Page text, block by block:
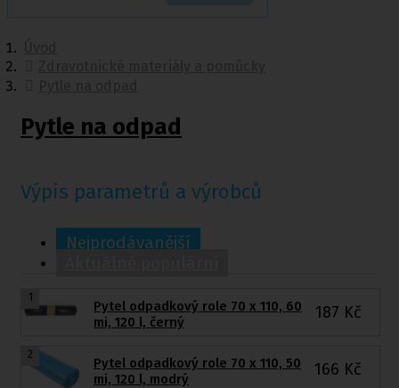
Pytle na odpad
Výpis parametrů a výrobců
Nejprodávanější
1
Pytel odpadkový role 70 x 110, 60
mi, 120 l, černý
187 Kč
2
Pytel odpadkový role 70 x 110, 50
mi, 120 l, modrý
166 Kč